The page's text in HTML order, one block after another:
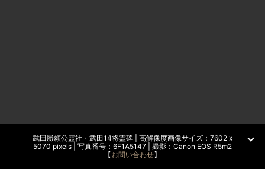
武田勝頼公霊社・武田14将霊碑 | 高解像度画像サイズ：7602 x
5070 pixels | 写真番号：6F1A5147 | 撮影：Canon EOS R5m2
【お問い合わせ】